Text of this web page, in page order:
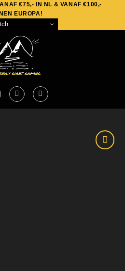
€75,- IN NL & VANAF €100,-
EUROPA!